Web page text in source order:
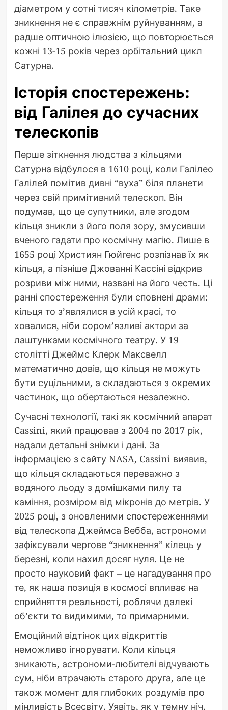
діаметром у сотні тисяч кілометрів. Таке
зникнення не є справжнім руйнуванням, а
радше оптичною ілюзією, що повторюється
кожні 13-15 років через орбітальний цикл
Сатурна.
Історія спостережень:
від Галілея до сучасних
телескопів
Перше зіткнення людства з кільцями
Сатурна відбулося в 1610 році, коли Галілео
Галілей помітив дивні “вуха” біля планети
через свій примітивний телескоп. Він
подумав, що це супутники, але згодом
кільця зникли з його поля зору, змусивши
вченого гадати про космічну магію. Лише в
1655 році Християн Гюйгенс розпізнав їх як
кільця, а пізніше Джованні Кассіні відкрив
розриви між ними, названі на його честь. Ці
ранні спостереження були сповнені драми:
кільця то з’являлися в усій красі, то
ховалися, ніби сором’язливі актори за
лаштунками космічного театру. У 19
столітті Джеймс Клерк Максвелл
математично довів, що кільця не можуть
бути суцільними, а складаються з окремих
частинок, що обертаються незалежно.
Сучасні технології, такі як космічний апарат
Cassini, який працював з 2004 по 2017 рік,
надали детальні знімки і дані. За
інформацією з сайту NASA, Cassini виявив,
що кільця складаються переважно з
водяного льоду з домішками пилу та
каміння, розміром від мікронів до метрів. У
2025 році, з оновленими спостереженнями
від телескопа Джеймса Вебба, астрономи
зафіксували чергове “зникнення” кілець у
березні, коли нахил досяг нуля. Це не
просто науковий факт – це нагадування про
те, як наша позиція в космосі впливає на
сприйняття реальності, роблячи далекі
об’єкти то видимими, то примарними.
Емоційний відтінок цих відкриттів
неможливо ігнорувати. Коли кільця
зникають, астрономи-любителі відчувають
сум, ніби втрачають старого друга, але це
також момент для глибоких роздумів про
мінливість Всесвіту. Уявіть, як у темну ніч,